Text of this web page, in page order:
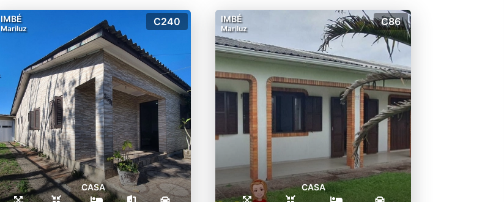
IMBÉ
Mariluz
C240
CASA
IMBÉ
Mariluz
C86
CASA